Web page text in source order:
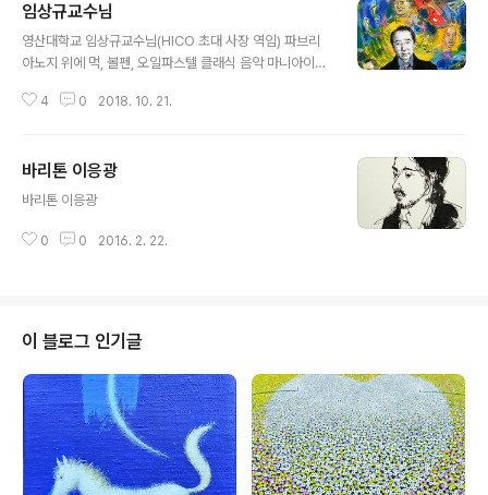
임상규교수님
영산대학교 임상규교수님(HICO 초대 사장 역임) 파브리
아노지 위에 먹, 볼펜, 오일파스텔 클래식 음악 마니아이신
4 0 2018. 10. 21.
바리톤 이응광
바리톤 이응광
0 0 2016. 2. 22.
이 블로그 인기글